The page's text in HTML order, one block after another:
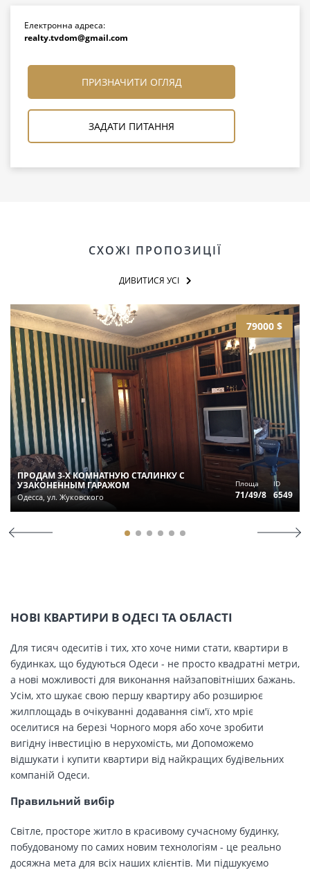
Електронна адреса:
realty.tvdom@gmail.com
ПРИЗНАЧИТИ ОГЛЯД
ЗАДАТИ ПИТАННЯ
СХОЖІ ПРОПОЗИЦІЇ
ДИВИТИСЯ УСІ
79000 $
ПРОДАМ 3-Х КОМНАТНУЮ СТАЛИНКУ С
УЗАКОНЕННЫМ ГАРАЖОМ
Одесса, ул. Жуковского
Площа
71/49/8
ID
6549
НОВІ КВАРТИРИ В ОДЕСІ ТА ОБЛАСТІ
Для тисяч одеситів і тих, хто хоче ними стати, квартири в
будинках, що будуються Одеси - не просто квадратні метри,
а нові можливості для виконання найзаповітніших бажань.
Усім, хто шукає свою першу квартиру або розширює
жилплощадь в очікуванні додавання сім'ї, хто мріє
оселитися на березі Чорного моря або хоче зробити
вигідну інвестицію в нерухомість, ми Допоможемо
відшукати і купити квартири від найкращих будівельних
компаній Одеси.
Правильний вибір
Світле, просторе житло в красивому сучасному будинку,
побудованому по самих новим технологіям - це реально
досяжна мета для всіх наших клієнтів. Ми підшукуємо